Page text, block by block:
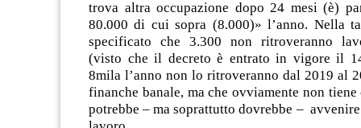
trova altra occupazione dopo 24 mesi (è)
80.000 di cui sopra (8.000)» l’anno. Nella
specificato che 3.300 non ritroveranno
(visto che il decreto è entrato in vigore il
8mila l’anno non lo ritroveranno dal 2019 al
finanche banale, ma che ovviamente non
potrebbe – ma soprattutto dovrebbe –